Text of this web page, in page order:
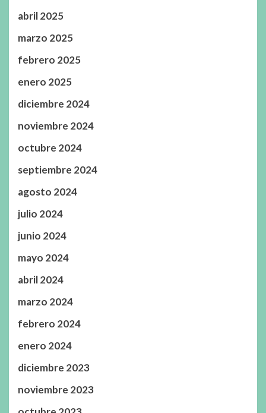
abril 2025
marzo 2025
febrero 2025
enero 2025
diciembre 2024
noviembre 2024
octubre 2024
septiembre 2024
agosto 2024
julio 2024
junio 2024
mayo 2024
abril 2024
marzo 2024
febrero 2024
enero 2024
diciembre 2023
noviembre 2023